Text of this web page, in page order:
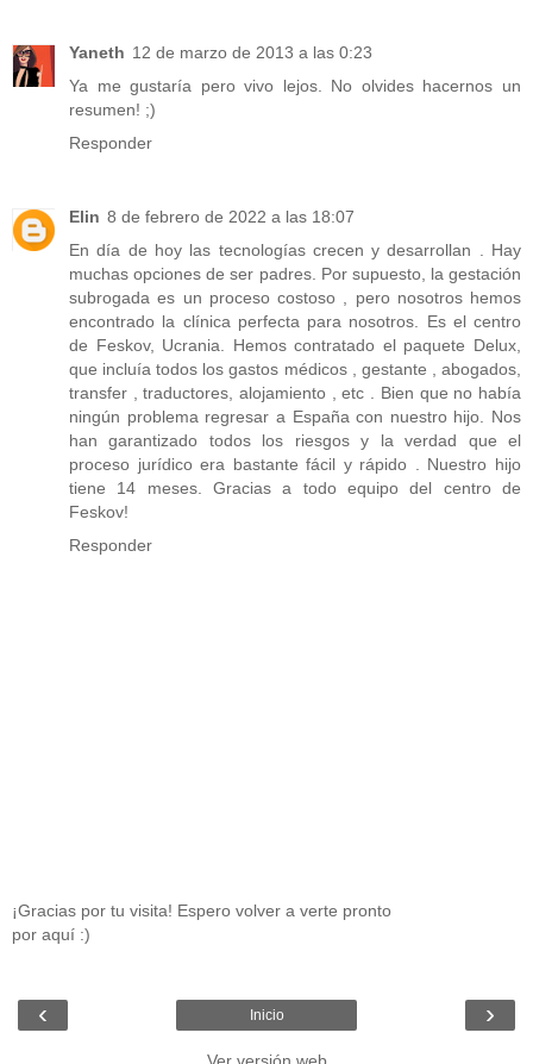
Yaneth 12 de marzo de 2013 a las 0:23
Ya me gustaría pero vivo lejos. No olvides hacernos un
resumen! ;)
Responder
Elin 8 de febrero de 2022 a las 18:07
En día de hoy las tecnologías crecen y desarrollan . Hay
muchas opciones de ser padres. Por supuesto, la gestación
subrogada es un proceso costoso , pero nosotros hemos
encontrado la clínica perfecta para nosotros. Es el centro
de Feskov, Ucrania. Hemos contratado el paquete Delux,
que incluía todos los gastos médicos , gestante , abogados,
transfer , traductores, alojamiento , etc . Bien que no había
ningún problema regresar a España con nuestro hijo. Nos
han garantizado todos los riesgos y la verdad que el
proceso jurídico era bastante fácil y rápido . Nuestro hijo
tiene 14 meses. Gracias a todo equipo del centro de
Feskov!
Responder
¡Gracias por tu visita! Espero volver a verte pronto
por aquí :)
‹ ›
Inicio